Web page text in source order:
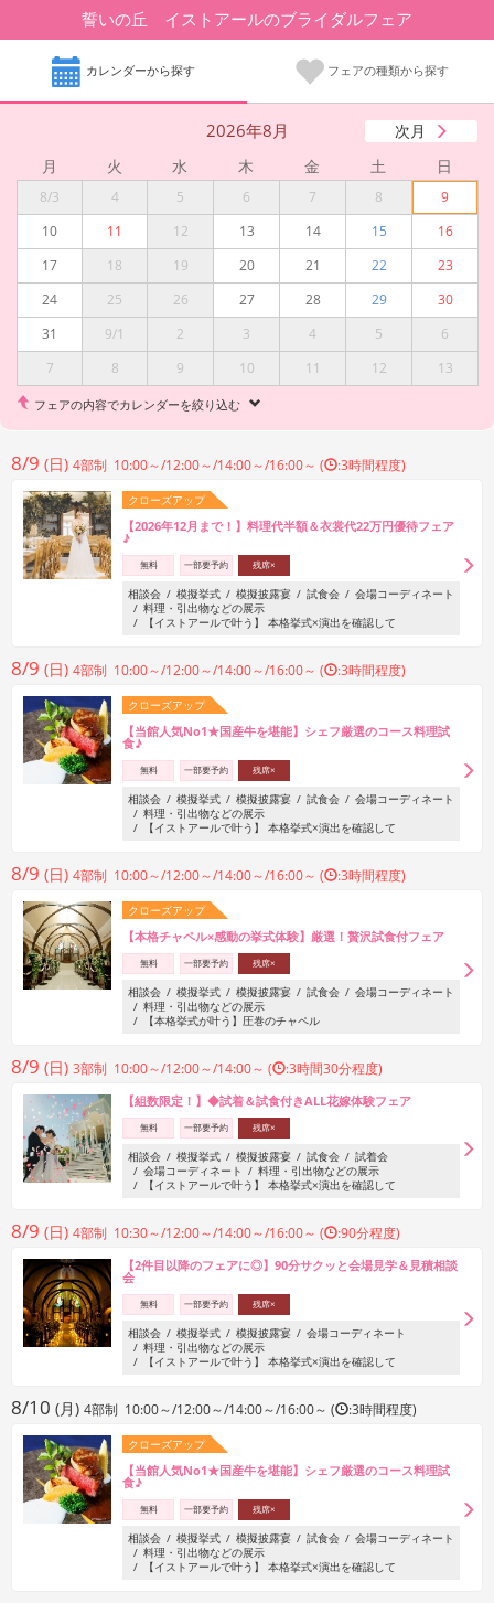
誓いの丘 イストアールのブライダルフェア
カレンダーから探す フェアの種類から探す
2026年8月
次月
月
火 水 木 金 土 日
8/3 4 5 6 7 8
9
10
11 12 13 14 15
16
17
18 19 20 21 22
23
24
25 26 27 28 29
30
31
9/1 2 3 4 5
6
7
8 9 10 11 12 13
フェアの内容でカレンダーを絞り込む
8/9 (日) 4部制 10:00～/12:00～/14:00～/16:00～ ( :3時間程度)
クローズアップ
【2026年12月まで！】料理代半額＆衣裳代22万円優待フェア
♪
無料 一部要予約 残席×
相談会 模擬挙式 模擬披露宴 試食会
会場コーディネート
料理・引出物などの展示
【イストアールで叶う】 本格挙式×演出を確認して
8/9 (日) 4部制 10:00～/12:00～/14:00～/16:00～ ( :3時間程度)
クローズアップ
【当館人気No1★国産牛を堪能】シェフ厳選のコース料理試
食♪
無料 一部要予約 残席×
相談会 模擬挙式 模擬披露宴 試食会
会場コーディネート
料理・引出物などの展示
【イストアールで叶う】 本格挙式×演出を確認して
8/9 (日) 4部制 10:00～/12:00～/14:00～/16:00～ ( :3時間程度)
クローズアップ
【本格チャペル×感動の挙式体験】厳選！贅沢試食付フェア
無料 一部要予約 残席×
相談会 模擬挙式 模擬披露宴 試食会
会場コーディネート
料理・引出物などの展示
【本格挙式が叶う】圧巻のチャペル
8/9 (日) 3部制 10:00～/12:00～/14:00～ ( :3時間30分程度)
【組数限定！】◆試着＆試食付きALL花嫁体験フェア
無料 一部要予約 残席×
相談会 模擬挙式 模擬披露宴 試食会
試着会
会場コーディネート
料理・引出物などの展示
【イストアールで叶う】 本格挙式×演出を確認して
8/9 (日) 4部制 10:30～/12:00～/14:00～/16:00～ ( :90分程度)
【2件目以降のフェアに◎】90分サクッと会場見学＆見積相談
会
無料 一部要予約 残席×
相談会 模擬挙式 模擬披露宴
会場コーディネート
料理・引出物などの展示
【イストアールで叶う】 本格挙式×演出を確認して
8/10 (月) 4部制 10:00～/12:00～/14:00～/16:00～ ( :3時間程度)
クローズアップ
【当館人気No1★国産牛を堪能】シェフ厳選のコース料理試
食♪
無料 一部要予約 残席×
相談会 模擬挙式 模擬披露宴 試食会
会場コーディネート
料理・引出物などの展示
【イストアールで叶う】 本格挙式×演出を確認して